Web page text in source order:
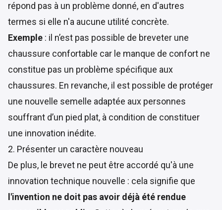
répond pas à un problème donné, en d'autres
termes si elle n'a aucune utilité concrète.
Exemple : il n’est pas possible de breveter une
chaussure confortable car le manque de confort ne
constitue pas un problème spécifique aux
chaussures. En revanche, il est possible de protéger
une nouvelle semelle adaptée aux personnes
souffrant d’un pied plat, à condition de constituer
une innovation inédite.
2. Présenter un caractère nouveau
De plus, le brevet ne peut être accordé qu'à une
innovation technique nouvelle : cela signifie que
l'invention ne doit pas avoir déjà été rendue